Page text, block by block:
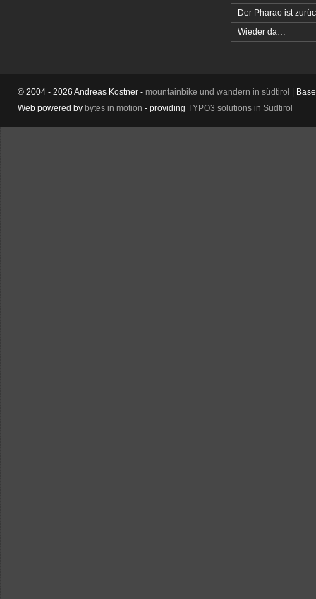
Der Pharao ist
Wieder da…
© 2004 - 2026 Andreas Kostner - mountainbike und wandern in südtirol |
Web powered by bytes in motion - providing TYPO3 solutions in Südtirol